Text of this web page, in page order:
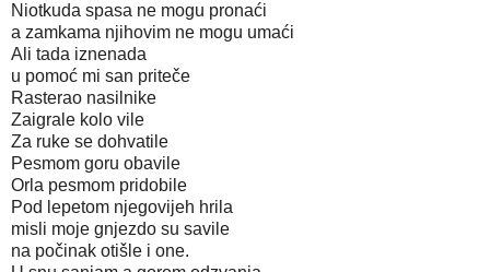
Niotkuda spasa ne mogu pronaći
a zamkama njihovim ne mogu umaći
Ali tada iznenada
u pomoć mi san priteče
Rasterao nasilnike
Zaigrale kolo vile
Za ruke se dohvatile
Pesmom goru obavile
Orla pesmom pridobile
Pod lepetom njegovijeh hrila
misli moje gnjezdo su savile
na počinak otišle i one.